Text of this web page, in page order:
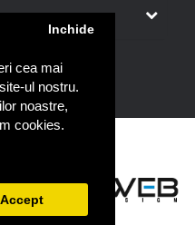
cea mai
ul nostru.
noastre,
cookies.
Inchide
Accept